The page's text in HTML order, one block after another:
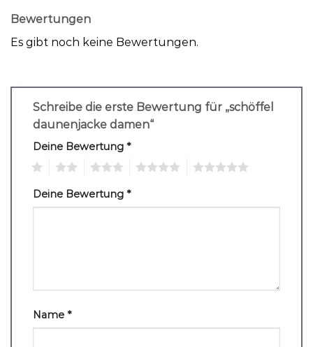
Bewertungen
Es gibt noch keine Bewertungen.
Schreibe die erste Bewertung für „schöffel
daunenjacke damen“
Deine Bewertung *
Deine Bewertung *
Name *